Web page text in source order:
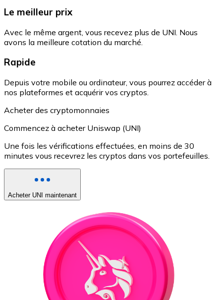
Le meilleur prix
Avec le même argent, vous recevez plus de UNI. Nous
avons la meilleure cotation du marché.
Rapide
Depuis votre mobile ou ordinateur, vous pourrez accéder à
nos plateformes et acquérir vos cryptos.
Acheter des cryptomonnaies
Commencez à acheter Uniswap (UNI)
Une fois les vérifications effectuées, en moins de 30
minutes vous recevrez les cryptos dans vos portefeuilles.
Acheter UNI maintenant